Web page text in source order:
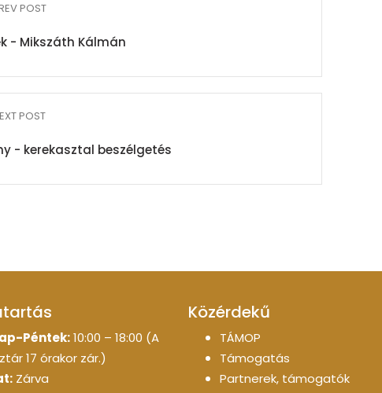
POST
- Mikszáth Kálmán
POST
- kerekasztal beszélgetés
Péntek:10:00 – 18:00 (A
17 órakor zár.)
Zárva
Közérdekű
TÁMOP
Támogatás
Partnerek, támogatók